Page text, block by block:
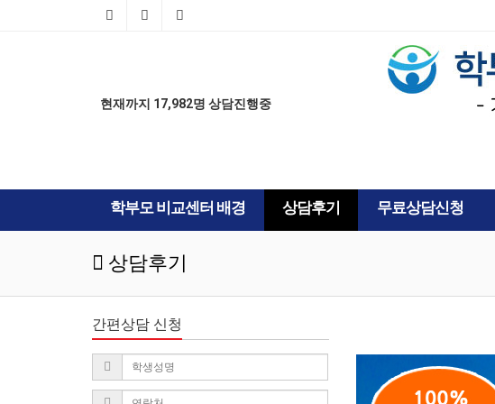
현재까지 17,982명 상담진행중
학부모 비교센터 배경 상담후기 무료상담신청
상담후기
간편상담 신청